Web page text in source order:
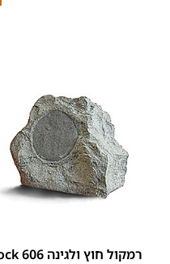
רמקול חוץ ולגינה Rock 606